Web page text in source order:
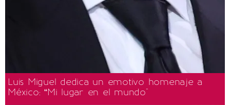
Luis Miguel dedica un emotivo homenaje a
México: “Mi lugar en el mundo"